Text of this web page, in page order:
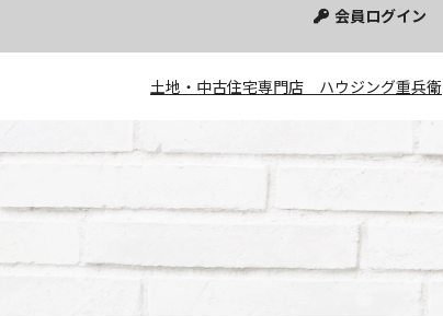
会員ログイン
土地・中古住宅専門店 ハウジング重兵衛